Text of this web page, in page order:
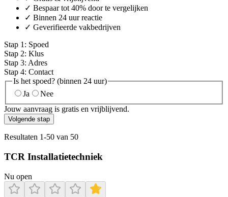
✓ Bespaar tot 40% door te vergelijken
✓ Binnen 24 uur reactie
✓ Geverifieerde vakbedrijven
Stap 1 : Spoed
Stap 2: Klus
Stap 3: Adres
Stap 4: Contact
Is het spoed? (binnen 24 uur)
Ja
Nee
Jouw aanvraag is gratis en vrijblijvend.
Volgende stap
Resultaten 1-50 van 50
TCR Installatietechniek
Nu open